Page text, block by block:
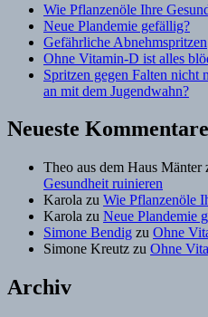
Wie Pflanzenöle Ihre
Neue Plandemie gefällig?
Gefährliche Abnehmspritzen
Ohne Vitamin-D ist alles
Spritzen gegen Falten nicht
an mit dem Jugendwahn?
Neueste Kommentare
Theo aus dem Haus Mänter
Gesundheit ruinieren
Karola zu Wie Pflanzenöle
Karola zu Neue Plandemie
Simone Bendig zu Ohne
Simone Kreutz zu Ohne
Archiv